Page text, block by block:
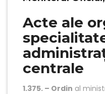
Acte ale
centrale
1.375. – Ordin al